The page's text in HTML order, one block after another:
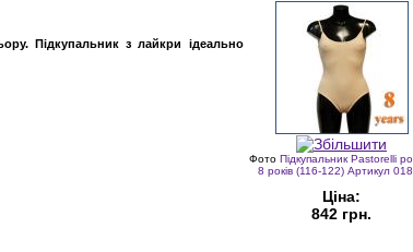
Фото Підкупальник Pastorelli
8 років (116-122) Артикул
Ціна:
842 грн.
Підкупальникз лайкри ідеально